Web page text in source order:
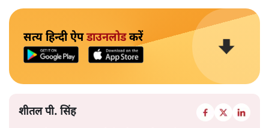
सत्य हिन्दी ऐपडाउनलोडकरें
शीतल पी. सिंह